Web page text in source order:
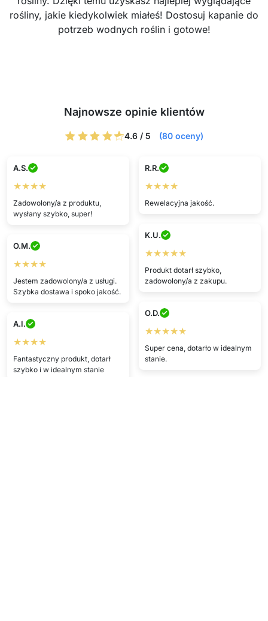
rośliny, jakie kiedykolwiek miałeś! Dostosuj kapanie do
potrzeb wodnych roślin i gotowe!
Najnowsze opinie klientów
4.6 / 5 (80 oceny)
A.S.
★★★★
Zadowolony/a z produktu,
wysłany szybko, super!
R.R.
★★★★
Rewelacyjna jakość.
K.U.
★★★★★
Produkt dotarł szybko,
zadowolony/a z zakupu.
O.M.
★★★★
Jestem zadowolony/a z usługi.
Szybka dostawa i spoko jakość.
O.D.
★★★★★
Super cena, dotarło w idealnym
stanie.
A.I.
★★★★
Fantastyczny produkt, dotarł
szybko i w idealnym stanie